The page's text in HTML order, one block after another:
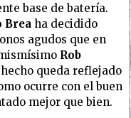
base de batería.
Brea ha decidido
agudos que en
Rob
hecho queda reflejado
ocurre con el buen
mejor que bien.